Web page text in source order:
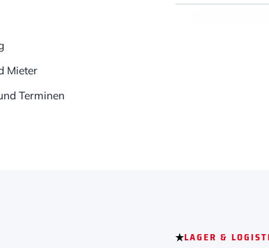
Mieter
Terminen
LAGER &